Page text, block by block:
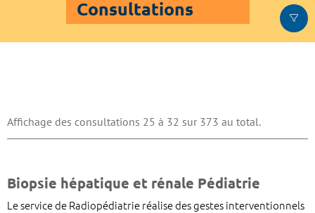
Consultations
Affichage des consultations 25 à 32 sur 373 au total.
Biopsie hépatique et rénale Pédiatrie
Le service de Radiopédiatrie réalise des gestes interventionnels